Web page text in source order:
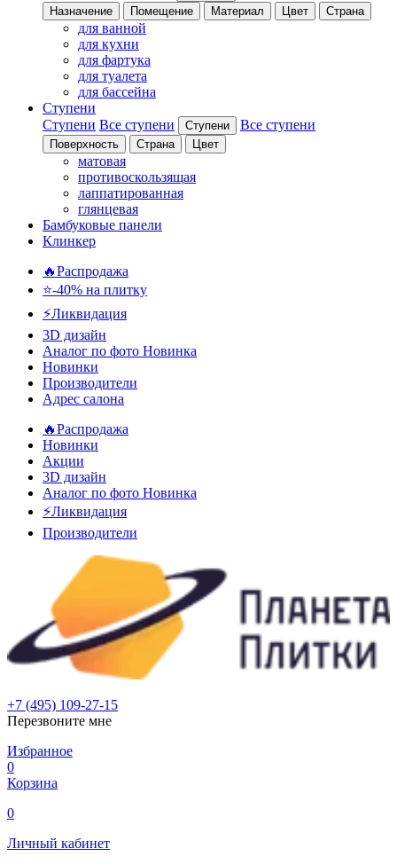
Назначение Помещение Материал Цвет Страна
для ванной
для кухни
для фартука
для туалета
для бассейна
Ступени
Ступени Все ступени Ступени Все ступени
Поверхность Страна Цвет
матовая
противоскользящая
лаппатированная
глянцевая
Бамбуковые панели
Клинкер
🔥Распродажа
⭐-40% на плитку
⚡️Ликвидация
3D дизайн
Аналог по фото Новинка
Новинки
Производители
Адрес салона
🔥Распродажа
Новинки
Акции
3D дизайн
Аналог по фото Новинка
⚡Ликвидация
Производители
+7 (495) 109-27-15
Перезвоните мне
Избранное
0
Корзина
0
Личный кабинет